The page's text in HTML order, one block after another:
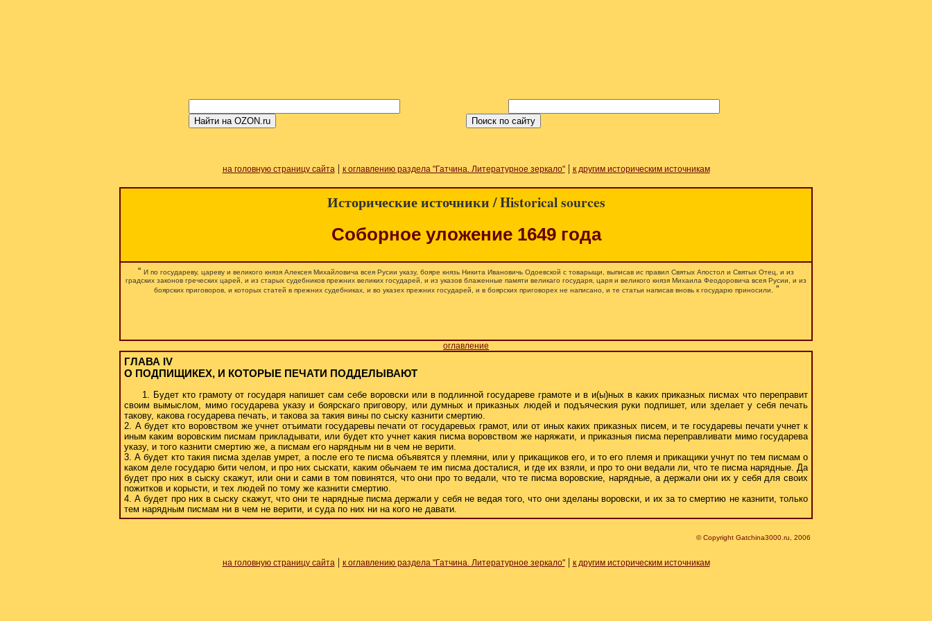
на головную страницу сайта | к оглавлению раздела "Гатчина. Литературное зеркало"| к другим историческим источникам
Исторические источники / Historical sources
Соборное уложение 1649 года
“ И по государеву, цареву и великого князя Алексея Михайловича всея Русии указу, бояре князь Никита Ивановичь Одоевской с товарыщи, выписав ис правил Святых Апостол и Святых Отец, и из
градских законов греческих царей, и из старых судебников прежних великих государей, и из указов блаженные памяти великаго государя, царя и великого князя Михаила Феодоровича всея Русии, и из
боярских приговоров, и которых статей в прежних судебниках, и во указех прежних государей, и в боярских приговорех не написано, и те статьи написав вновь к государю приносили.
”
оглавление
ГЛАВА IV
О ПОДПИЩИКЕХ, И КОТОРЫЕ ПЕЧАТИ ПОДДЕЛЫВАЮТ
1. Будет кто грамоту от государя напишет сам себе воровски или в подлинной государеве грамоте и в и(ы)ных в каких приказных писмах что переправит
своим вымыслом, мимо государева указу и боярскаго приговору, или думных и приказных людей и подъяческия руки подпишет, или зделает у себя печать
такову, какова государева печать, и такова за такия вины по сыску казнити смертию.
2. А будет кто воровством же учнет отъимати государевы печати от государевых грамот, или от иных каких приказных писем, и те государевы печати учнет к
иным каким воровским писмам прикладывати, или будет кто учнет какия писма воровством же наряжати, и приказныя писма переправливати мимо государева
указу, и того казнити смертию же, а писмам его нарядным ни в чем не верити.
3. А будет кто такия писма зделав умрет, а после его те писма объявятся у племяни, или у прикащиков его, и то его племя и прикащики учнут по тем писмам о
каком деле государю бити челом, и про них сыскати, каким обычаем те им писма досталися, и где их взяли, и про то они ведали ли, что те писма нарядные. Да
будет про них в сыску скажут, или они и сами в том повинятся, что они про то ведали, что те писма воровские, нарядные, а держали они их у себя для своих
пожитков и корысти, и тех людей по тому же казнити смертию.
4. А будет про них в сыску скажут, что они те нарядные писма держали у себя не ведая того, что они зделаны воровски, и их за то смертию не казнити, только
тем нарядным писмам ни в чем не верити, и суда по них ни на кого не давати.
© Copyright Gatchina3000.ru, 2006
на головную страницу сайта | к оглавлению раздела "Гатчина. Литературное зеркало"| к другим историческим источникам